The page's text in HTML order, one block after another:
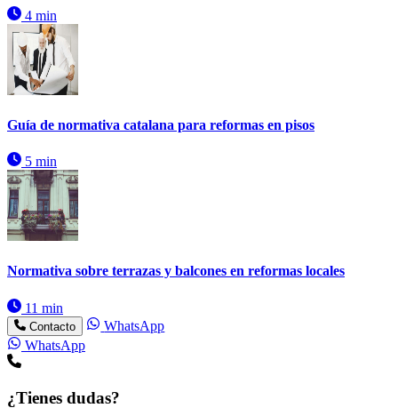
4 min
Guía de normativa catalana para reformas en pisos
5 min
Normativa sobre terrazas y balcones en reformas locales
11 min
Contacto
WhatsApp
WhatsApp
¿Tienes dudas?